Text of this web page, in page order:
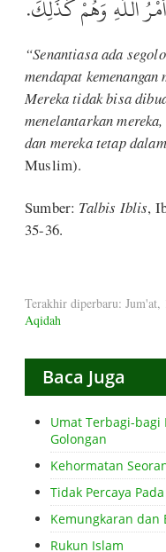
اللَّهِ وَهُمْ كَذَلِكَ.
“Senantiasa ada
mendapat
Mereka tidak bisa
menelantarkan
dan mereka tetap
Muslim).
Sumber: Talbis Iblis,
35-36.
Terakhir diperbaru:
Aqidah
Baca Juga
Umat Terbagi-
Golongan
Kehormatan
Tidak Percaya
Kemungkaran dan
Rukun Islam